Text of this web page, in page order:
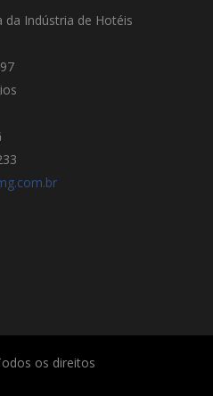
da Indústria de Hotéis
os direitos